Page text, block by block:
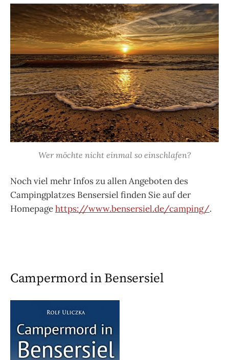
Wer möchte nicht einmal so einschlafen?
Noch viel mehr Infos zu allen Angeboten des
Campingplatzes Bensersiel finden Sie auf der
Homepagehttps://www.bensersiel.de/camping/.
Campermord in Bensersiel